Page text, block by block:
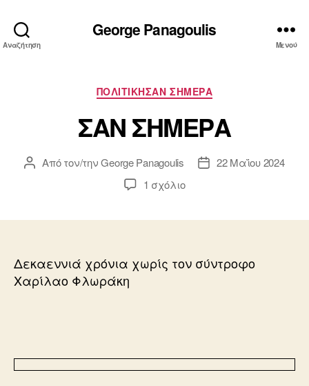
Αναζήτηση
George Panagoulis
Μενού
Κατηγορίες
ΠΟΛΙΤΙΚΗΣΑΝ ΣΗΜΕΡΑ
ΣΑΝ ΣΗΜΕΡΑ
Συντάκτης
Από τον/τηνGeorge Panagoulis
Ημ.22 Μαΐου 2024
1 σχόλιοστο
Δεκαεννιά χρόνια χωρίς τον σύντροφο
Χαρίλαο Φλωράκη